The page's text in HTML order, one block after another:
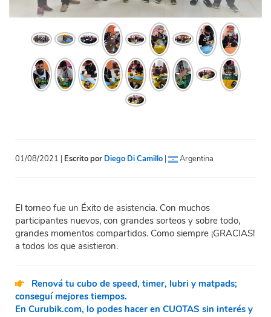
01/08/2021 | Escrito por Diego Di Camillo | Argentina
El torneo fue un Éxito de asistencia. Con muchos
participantes nuevos, con grandes sorteos y sobre todo,
grandes momentos compartidos. Como siempre ¡GRACIAS!
a todos los que asistieron.
Renová tu cubo de speed, timer, lubri y matpads;
conseguí mejores tiempos.
En Curubik.com, lo podes hacer en CUOTAS sin interés y